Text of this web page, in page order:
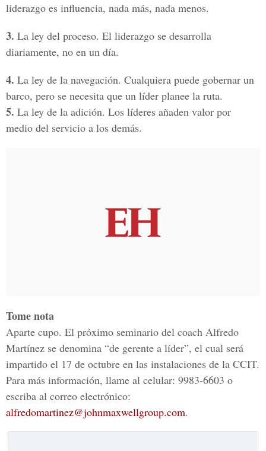
liderazgo es influencia, nada más, nada menos.
3. La ley del proceso. El liderazgo se desarrolla
diariamente, no en un día.
4. La ley de la navegación. Cualquiera puede gobernar un
barco, pero se necesita que un líder planee la ruta.
5. La ley de la adición. Los líderes añaden valor por
medio del servicio a los demás.
Tome nota
Aparte cupo. El próximo seminario del coach Alfredo
Martínez se denomina “de gerente a líder”, el cual será
impartido el 17 de octubre en las instalaciones de la CCIT.
Para más información, llame al celular: 9983-6603 o
escriba al correo electrónico:
alfredomartinez@johnmaxwellgroup.com.